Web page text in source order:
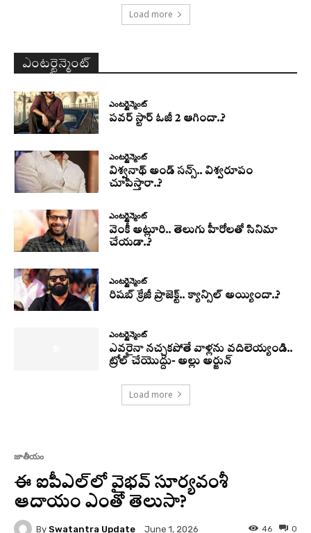
Load more
ఎంటర్టైన్మెంట్
ఎంటర్టైన్మెంట్
పవర్ స్టార్ ఓజీ 2 ఆగిందా..?
ఎంటర్టైన్మెంట్
విశ్వనాథ్ అండ్ సన్స్.. విశ్వరూపం
చూపిస్తారా..?
ఎంటర్టైన్మెంట్
వెంకీ అట్లూరి.. తెలుగు హీరోలతో సినిమా
చేయడా..?
ఎంటర్టైన్మెంట్
రిషబ్ క్రేజీ ప్రాజెక్ట్.. క్యాన్సిల్ అయ్యిందా..?
ఎంటర్టైన్మెంట్
ఎవరైనా నచ్చకపోతే వాళ్లను వదిలెయ్యండి..
ట్రోల్ చేయొద్దు- అల్లు అర్జున్
Load more